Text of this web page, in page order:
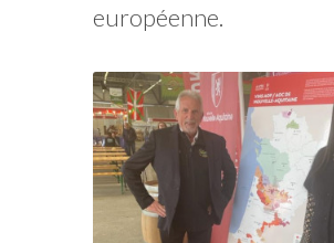
européenne.